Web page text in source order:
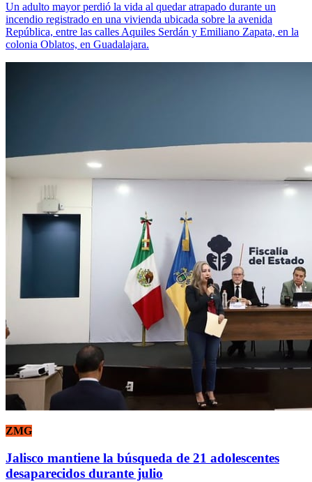
Un adulto mayor perdió la vida al quedar atrapado durante un
incendio registrado en una vivienda ubicada sobre la avenida
República, entre las calles Aquiles Serdán y Emiliano Zapata, en la
colonia Oblatos, en Guadalajara.
ZMG
Jalisco mantiene la búsqueda de 21 adolescentes
desaparecidos durante julio